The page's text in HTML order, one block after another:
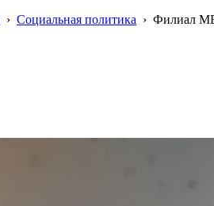
› Социальная политика › Филиал